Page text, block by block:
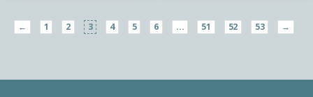
← 1 2 3 4 5 6 … 51 52 53 →